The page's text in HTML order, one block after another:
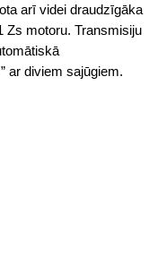
arī videi draudzīgāka
Zs motoru. Transmisiju
ar diviem sajūgiem.